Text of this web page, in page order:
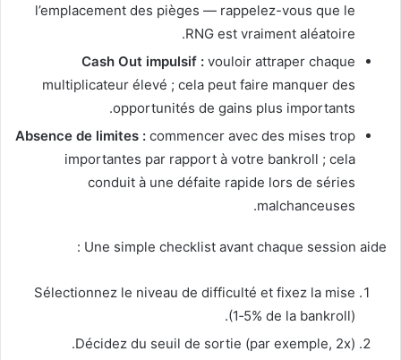
l’emplacement des pièges — rappelez-vous que le
RNG est vraiment aléatoire.
Cash Out impulsif : vouloir attraper chaque
multiplicateur élevé ; cela peut faire manquer des
opportunités de gains plus importants.
Absence de limites : commencer avec des mises trop
importantes par rapport à votre bankroll ; cela
conduit à une défaite rapide lors de séries
malchanceuses.
Une simple checklist avant chaque session aide :
Sélectionnez le niveau de difficulté et fixez la mise
(1‑5% de la bankroll).
Décidez du seuil de sortie (par exemple, 2x).